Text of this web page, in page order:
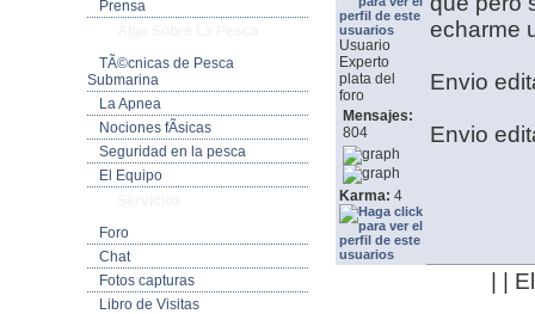
Prensa
TÃ©cnicas de Pesca
Submarina
La Apnea
Nociones fÃ­sicas
Seguridad en la pesca
El Equipo
Foro
Chat
Fotos capturas
Libro de Visitas
Usuario
Experto
plata del
foro
Mensajes:
804
Karma: 4
echarme
Envio
Envio
| |